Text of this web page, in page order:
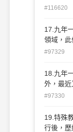
籤分組。
#116620
17.九年
領域，此
藝術與人
科技 綜
動。
#97329
18.九年
外，最近
(B)法治
#97330
19.特殊
行後，歷